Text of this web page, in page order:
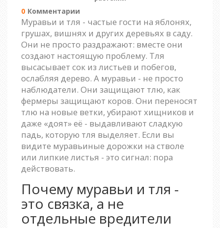
0 Комментарии
Муравьи и тля - частые гости на яблонях,
грушах, вишнях и других деревьях в саду.
Они не просто раздражают: вместе они
создают настоящую проблему. Тля
высасывает сок из листьев и побегов,
ослабляя дерево. А муравьи - не просто
наблюдатели. Они защищают тлю, как
фермеры защищают коров. Они переносят
тлю на новые ветки, убирают хищников и
даже «доят» её - выдавливают сладкую
падь, которую тля выделяет. Если вы
видите муравьиные дорожки на стволе
или липкие листья - это сигнал: пора
действовать.
Почему муравьи и тля -
это связка, а не
отдельные вредители